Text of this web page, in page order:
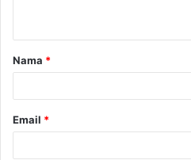
a
r
Nama *
Email *